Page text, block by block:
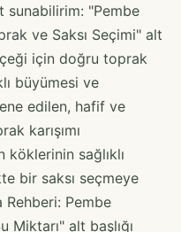
sunabilirim: "Pembe
ve Saksı Seçimi" alt
için doğru toprak
büyümesi ve
edilen, hafif ve
karışımı
köklerinin sağlıklı
bir saksı seçmeye
Pembe
Miktarı" alt başlığı